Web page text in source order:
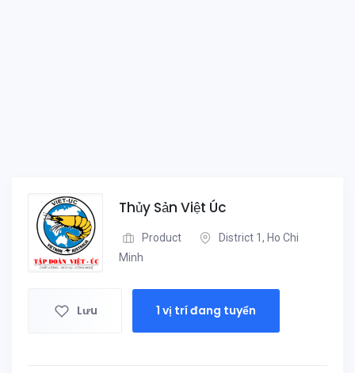
Thủy Sản Việt Úc
Product
District 1, Ho Chi
Minh
Lưu 1 vị trí đang tuyển